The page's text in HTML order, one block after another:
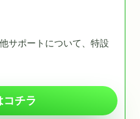
サポートについて、特設
コチラ